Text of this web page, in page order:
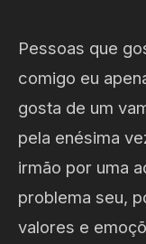
Pessoas que
comigo eu
gosta de um
pela enésima
irmão por uma
problema seu,
valores e